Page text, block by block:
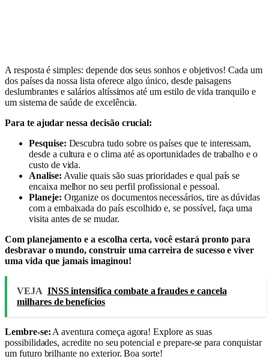
A resposta é simples: depende dos seus sonhos e objetivos! Cada um
dos países da nossa lista oferece algo único, desde paisagens
deslumbrantes e salários altíssimos até um estilo de vida tranquilo e
um sistema de saúde de excelência.
Para te ajudar nessa decisão crucial:
Pesquise: Descubra tudo sobre os países que te interessam,
desde a cultura e o clima até as oportunidades de trabalho e o
custo de vida.
Analise: Avalie quais são suas prioridades e qual país se
encaixa melhor no seu perfil profissional e pessoal.
Planeje: Organize os documentos necessários, tire as dúvidas
com a embaixada do país escolhido e, se possível, faça uma
visita antes de se mudar.
Com planejamento e a escolha certa, você estará pronto para
desbravar o mundo, construir uma carreira de sucesso e viver
uma vida que jamais imaginou!
VEJA INSS intensifica combate a fraudes e cancela
milhares de benefícios
Lembre-se: A aventura começa agora! Explore as suas
possibilidades, acredite no seu potencial e prepare-se para conquistar
um futuro brilhante no exterior. Boa sorte!